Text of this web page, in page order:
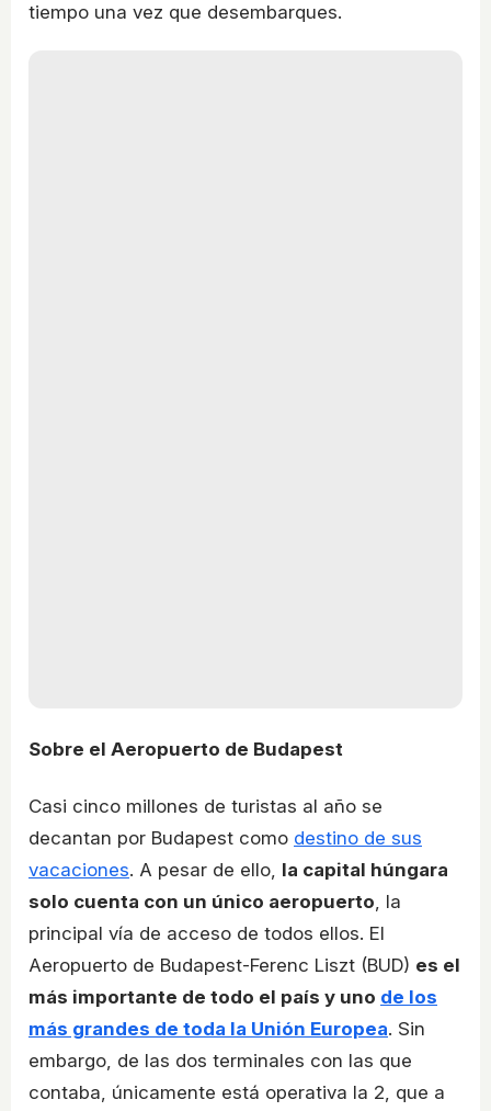
tiempo una vez que desembarques.
Sobre el Aeropuerto de Budapest
Casi cinco millones de turistas al año se
decantan por Budapest como destino de sus
vacaciones. A pesar de ello, la capital húngara
solo cuenta con un único aeropuerto , la
principal vía de acceso de todos ellos. El
Aeropuerto de Budapest-Ferenc Liszt (BUD) es el
más importante de todo el país y uno de los
más grandes de toda la Unión Europea. Sin
embargo, de las dos terminales con las que
contaba, únicamente está operativa la 2, que a